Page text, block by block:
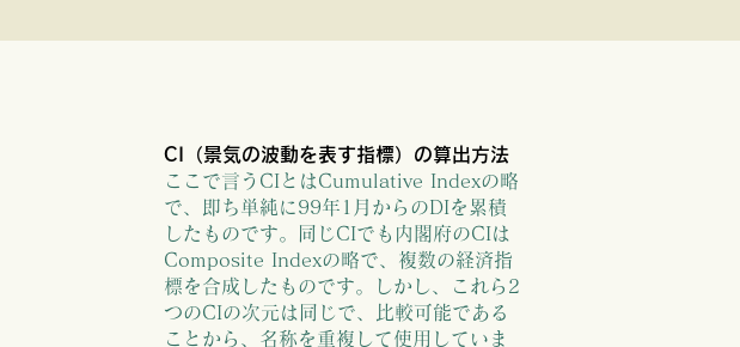
CI
景気の波を示します
CI（景気の波動を表す指標）の算出方法
ここで言うCIとはCumulative Indexの略
で、即ち単純に99年1月からのDIを累積
したものです。同じCIでも内閣府のCIは
Composite Indexの略で、複数の経済指
標を合成したものです。しかし、これら2
つのCIの次元は同じで、比較可能である
ことから、名称を重複して使用していま